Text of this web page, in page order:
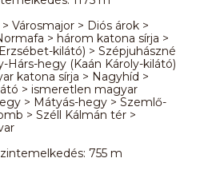
Városmajor > Diós árok >
> három katona sírja >
kilátó) > Szépjuhászné
Hárs-hegy (Kaán Károly-kilátó)
katona sírja > Nagyhíd >
> ismeretlen magyar
> Mátyás-hegy > Szemlő-
> Széll Kálmán tér >
755 m